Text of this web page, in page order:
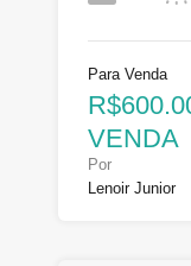
Para Venda
VENDA
Por
Lenoir Junior